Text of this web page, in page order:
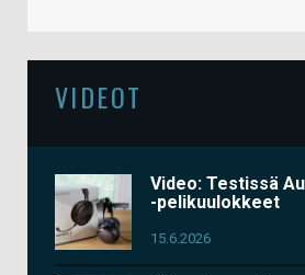
VIDEOT
Video: Testissä
-pelikuulokkeet
15.6.2026